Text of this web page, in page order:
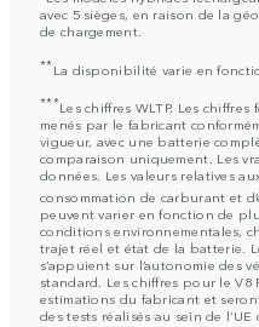
avec 5 sièges, en raison de la
de chargement.
**La disponibilité varie en
***Les chiffres WLTP. Les
menés par le fabricant
vigueur, avec une batterie
comparaison uniquement. Les
données. Les valeurs relatives
consommation de carburant et
peuvent varier en fonction de
conditions environnementales,
trajet réel et état de la batterie.
s’appuient sur l’autonomie des
standard. Les chiffres pour le V8
estimations du fabricant et
des tests réalisés au sein de